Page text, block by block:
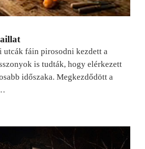
utcák fáin pirosodni kezdett a
is tudták, hogy elérkezett
időszaka. Megkezdődött a